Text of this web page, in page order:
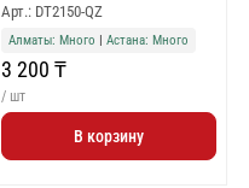
Арт.: DT2150-QZ
Алматы: Много Астана: Много
3 200 ₸
/ шт
В корзину